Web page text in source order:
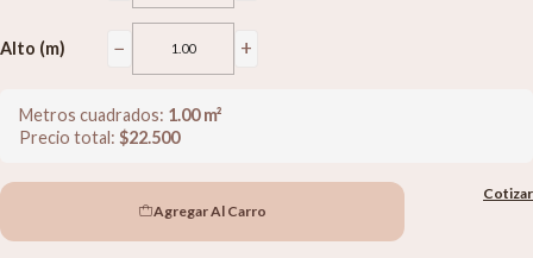
Alto (m) − +
Metros cuadrados: 1.00m²
Precio total: $22.500
Agregar Al Carro
Cotizar